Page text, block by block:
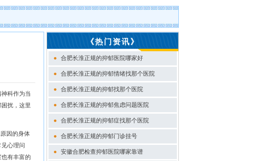
科作为当
扰，这里
因的身体
心理问
有丰富的
《热门资讯》
● 合肥长淮正规的抑郁医院哪家好
● 合肥长淮正规的抑郁情绪找那个医院
● 合肥长淮正规的抑郁找那个医院
● 合肥长淮正规的抑郁焦虑问题医院
● 合肥长淮正规的抑郁症找那个医院
● 合肥长淮正规的抑郁门诊挂号
● 安徽合肥检查抑郁医院哪家靠谱